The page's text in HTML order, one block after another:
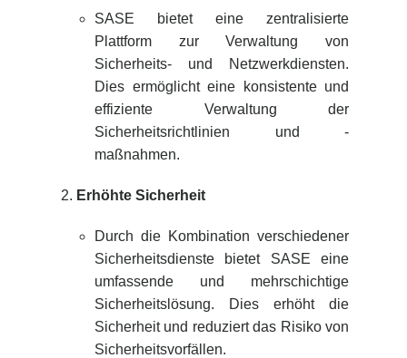
SASE bietet eine zentralisierte
Plattform zur Verwaltung von
Sicherheits- und Netzwerkdiensten.
Dies ermöglicht eine konsistente und
effiziente Verwaltung der
Sicherheitsrichtlinien und -
maßnahmen.
Erhöhte Sicherheit
Durch die Kombination verschiedener
Sicherheitsdienste bietet SASE eine
umfassende und mehrschichtige
Sicherheitslösung. Dies erhöht die
Sicherheit und reduziert das Risiko von
Sicherheitsvorfällen.